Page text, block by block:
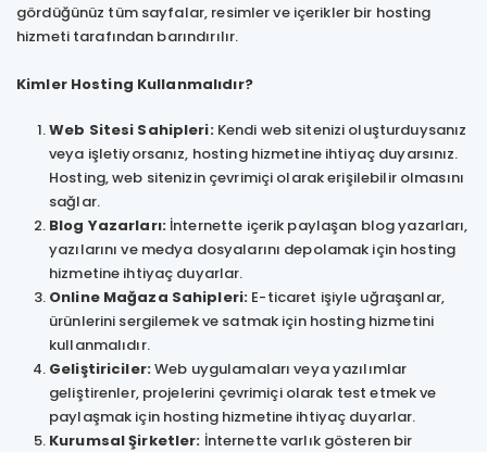
gördüğünüz tüm sayfalar, resimler ve içerikler bir hosting
hizmeti tarafından barındırılır.
Kimler Hosting Kullanmalıdır?
Web Sitesi Sahipleri:Kendi web sitenizi oluşturduysanız
veya işletiyorsanız, hosting hizmetine ihtiyaç duyarsınız.
Hosting, web sitenizin çevrimiçi olarak erişilebilir olmasını
sağlar.
Blog Yazarları:İnternette içerik paylaşan blog yazarları,
yazılarını ve medya dosyalarını depolamak için hosting
hizmetine ihtiyaç duyarlar.
Online Mağaza Sahipleri: E-ticaret işiyle uğraşanlar,
ürünlerini sergilemek ve satmak için hosting hizmetini
kullanmalıdır.
Geliştiriciler:Web uygulamaları veya yazılımlar
geliştirenler, projelerini çevrimiçi olarak test etmek ve
paylaşmak için hosting hizmetine ihtiyaç duyarlar.
Kurumsal Şirketler: İnternette varlık gösteren bir